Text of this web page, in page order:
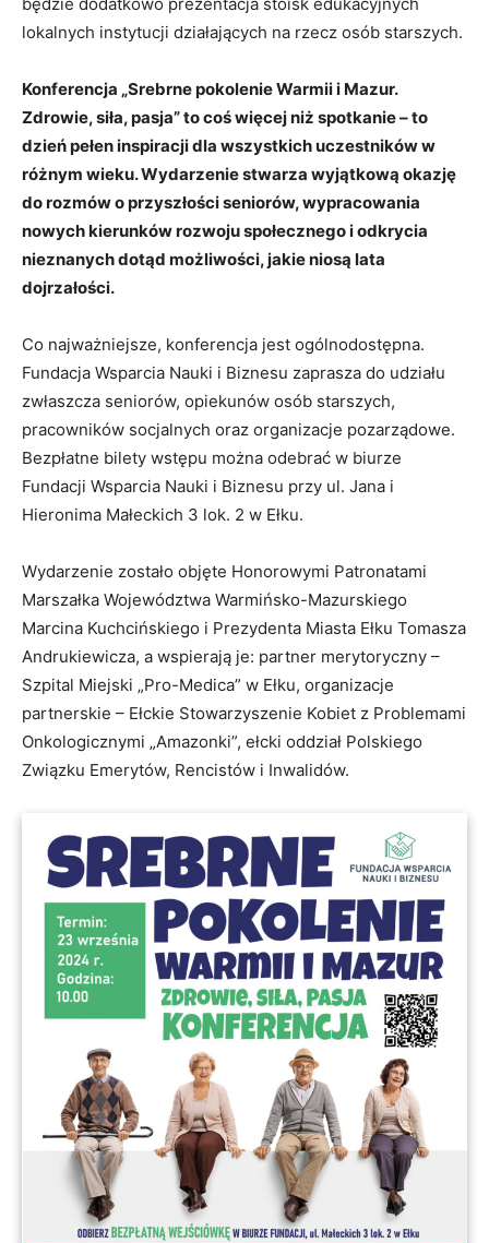
lokalnych instytucji działających na rzecz osób starszych.
Konferencja „Srebrne pokolenie Warmii i Mazur.
Zdrowie, siła, pasja” to coś więcej niż spotkanie – to
dzień pełen inspiracji dla wszystkich uczestników w
różnym wieku. Wydarzenie stwarza wyjątkową okazję
do rozmów o przyszłości seniorów, wypracowania
nowych kierunków rozwoju społecznego i odkrycia
nieznanych dotąd możliwości, jakie niosą lata
dojrzałości.
Co najważniejsze, konferencja jest ogólnodostępna.
Fundacja Wsparcia Nauki i Biznesu zaprasza do udziału
zwłaszcza seniorów, opiekunów osób starszych,
pracowników socjalnych oraz organizacje pozarządowe.
Bezpłatne bilety wstępu można odebrać w biurze
Fundacji Wsparcia Nauki i Biznesu przy ul. Jana i
Hieronima Małeckich 3 lok. 2 w Ełku.
Wydarzenie zostało objęte Honorowymi Patronatami
Marszałka Województwa Warmińsko-Mazurskiego
Marcina Kuchcińskiego i Prezydenta Miasta Ełku Tomasza
Andrukiewicza, a wspierają je: partner merytoryczny –
Szpital Miejski „Pro-Medica” w Ełku, organizacje
partnerskie – Ełckie Stowarzyszenie Kobiet z Problemami
Onkologicznymi „Amazonki”, ełcki oddział Polskiego
Związku Emerytów, Rencistów i Inwalidów.